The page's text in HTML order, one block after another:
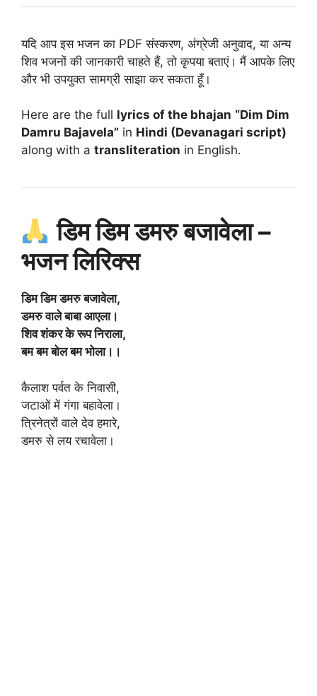
यदि आप इस भजन का PDF संस्करण, अंग्रेजी अनुवाद, या अन्य
शिव भजनों की जानकारी चाहते हैं, तो कृपया बताएं। मैं आपके लिए
और भी उपयुक्त सामग्री साझा कर सकता हूँ।
Here are the full lyrics of the bhajan “Dim Dim
Damru Bajavela” in Hindi (Devanagari script)
along with a transliteration in English.
डिम डिम डमरु बजावेला –
भजन लिरिक्स
डिम डिम डमरु बजावेला,
डमरु वाले बाबा आएला।
शिव शंकर के रूप निराला,
बम बम बोल बम भोला।।
कैलाश पर्वत के निवासी,
जटाओं में गंगा बहावेला।
त्रिनेत्रों वाले देव हमारे,
डमरु से लय रचावेला।